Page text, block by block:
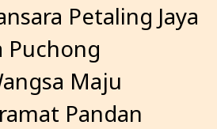
Petaling Jaya
Puchong
Maju
Pandan